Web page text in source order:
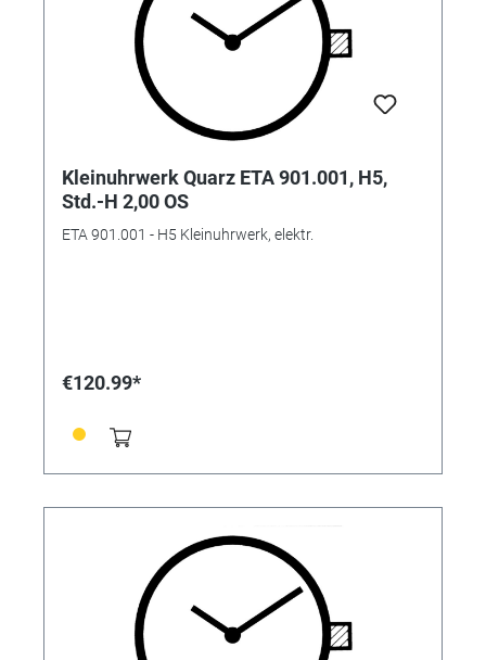
Kleinuhrwerk Quarz ETA 901.001, H5,
Std.-H 2,00 OS
ETA 901.001 - H5 Kleinuhrwerk, elektr.
€120.99*